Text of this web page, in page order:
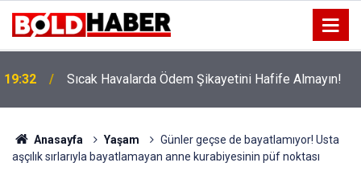
19:32 Sıcak Havalarda Ödem Şikayetini Hafife Almayın!
Anasayfa Yaşam
Günler geçse de bayatlamıyor! Usta
aşçılık sırlarıyla bayatlamayan anne kurabiyesinin püf noktası